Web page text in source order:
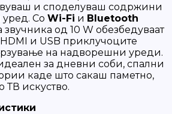
и споделуваш содржини
уред. Со Wi-Fi и Bluetooth
звучника од 10 W обезбедуваат
и USB приклучоците
на надворешни уреди.
за дневни соби, спални
каде што сакаш паметно,
ТВ искуство.